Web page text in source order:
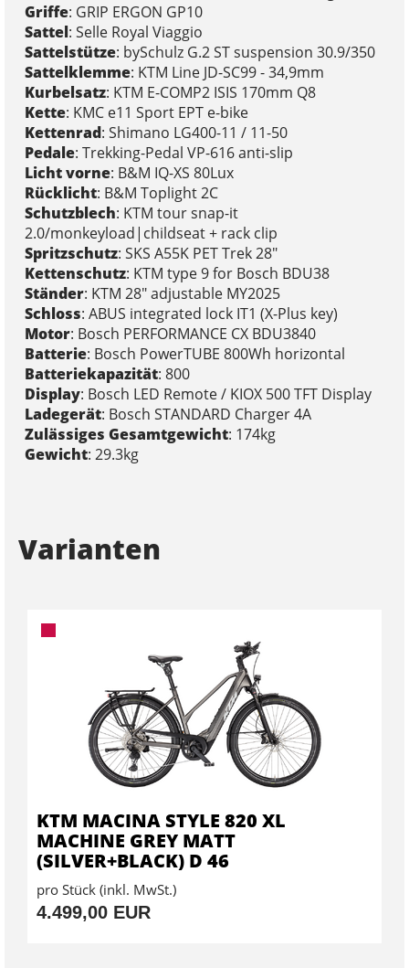
Griffe: GRIP ERGON GP10
Sattel: Selle Royal Viaggio
Sattelstütze: bySchulz G.2 ST suspension 30.9/350
Sattelklemme: KTM Line JD-SC99 - 34,9mm
Kurbelsatz: KTM E-COMP2 ISIS 170mm Q8
Kette: KMC e11 Sport EPT e-bike
Kettenrad: Shimano LG400-11 / 11-50
Pedale: Trekking-Pedal VP-616 anti-slip
Licht vorne: B&M IQ-XS 80Lux
Rücklicht: B&M Toplight 2C
Schutzblech: KTM tour snap-it
2.0/monkeyload|childseat + rack clip
Spritzschutz: SKS A55K PET Trek 28"
Kettenschutz: KTM type 9 for Bosch BDU38
Ständer: KTM 28" adjustable MY2025
Schloss: ABUS integrated lock IT1 (X-Plus key)
Motor: Bosch PERFORMANCE CX BDU3840
Batterie: Bosch PowerTUBE 800Wh horizontal
Batteriekapazität: 800
Display: Bosch LED Remote / KIOX 500 TFT Display
Ladegerät: Bosch STANDARD Charger 4A
Zulässiges Gesamtgewicht: 174kg
Gewicht: 29.3kg
Varianten
KTM MACINA STYLE 820 XL
MACHINE GREY MATT
(SILVER+BLACK) D 46
pro Stück (inkl. MwSt.)
4.499,00 EUR